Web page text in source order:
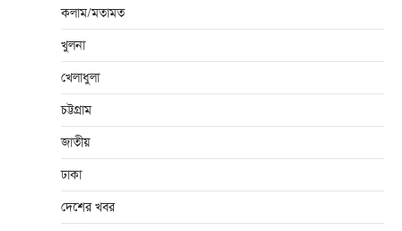
কলাম/মতামত
খুলনা
খেলাধুলা
চট্টগ্রাম
জাতীয়
ঢাকা
দেশের খবর